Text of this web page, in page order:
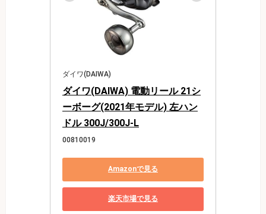
ダイワ(DAIWA)
ダイワ(DAIWA) 電動リール 21シ
ーボーグ(2021年モデル) 左ハン
ドル 300J/300J-L
00810019
Amazonで見る
楽天市場で見る